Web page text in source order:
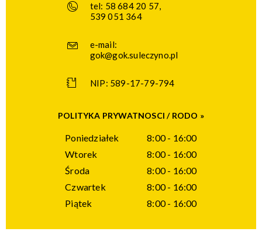
tel: 58 684 20 57,
539 051 364
e-mail:
gok@gok.suleczyno.pl
NIP: 589-17-79-794
POLITYKA PRYWATNOSCI / RODO »
Poniedziałek
8:00 - 16:00
Wtorek
8:00 - 16:00
Środa
8:00 - 16:00
Czwartek
8:00 - 16:00
Piątek
8:00 - 16:00